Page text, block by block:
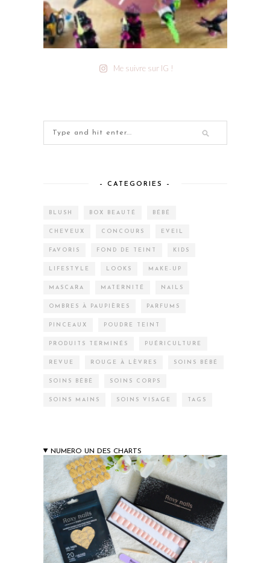
Me suivre sur IG !
– CATEGORIES –
BLUSH BOX BEAUTÉ BÉBÉ
CHEVEUX CONCOURS EVEIL
FAVORIS FOND DE TEINT KIDS
LIFESTYLE LOOKS MAKE-UP
MASCARA MATERNITÉ NAILS
OMBRES À PAUPIÈRES PARFUMS
PINCEAUX POUDRE TEINT
PRODUITS TERMINÉS PUÉRICULTURE
REVUE ROUGE À LÈVRES SOINS BÉBÉ
SOINS BÉBÉ SOINS CORPS
SOINS MAINS SOINS VISAGE TAGS
NUMERO UN DES CHARTS